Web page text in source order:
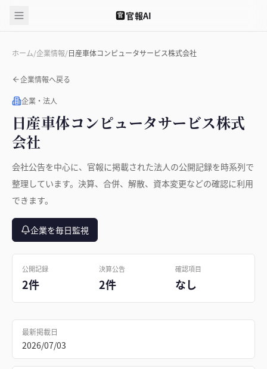
官 官報AI
ホーム/企業情報/日産車体コンピュータサービス株式会社
企業情報へ戻る
企業・法人
日産車体コンピュータサービス株式
会社
会社公告を中心に、官報に掲載された法人の公開記録を時系列で
整理しています。決算、合併、解散、資本変更などの確認に利用
できます。
企業を毎日監視
公開記録
2件
決算公告
2件
確認項目
なし
最新掲載日
2026/07/03